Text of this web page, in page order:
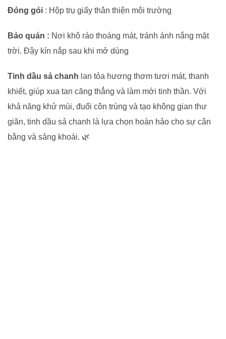
Đóng gói : Hộp trụ giấy thân thiện môi trường
Bảo quản : Nơi khô ráo thoáng mát, tránh ánh nắng mặt
trời. Đậy kín nắp sau khi mở dùng
Tinh dầu sả chanh lan tỏa hương thơm tươi mát, thanh
khiết, giúp xua tan căng thẳng và làm mới tinh thần. Với
khả năng khử mùi, đuổi côn trùng và tạo không gian thư
giãn, tinh dầu sả chanh là lựa chọn hoàn hảo cho sự cân
bằng và sảng khoái. 🌿